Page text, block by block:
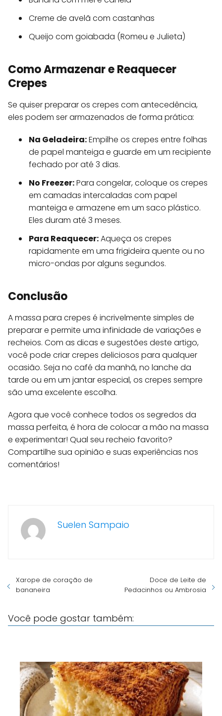
Creme de avelã com castanhas
Queijo com goiabada (Romeu e Julieta)
Como Armazenar e Reaquecer
Crepes
Se quiser preparar os crepes com antecedência,
eles podem ser armazenados de forma prática:
Na Geladeira:Empilhe os crepes entre folhas
de papel manteiga e guarde em um recipiente
fechado por até 3 dias.
No Freezer:Para congelar, coloque os crepes
em camadas intercaladas com papel
manteiga e armazene em um saco plástico.
Eles duram até 3 meses.
Para Reaquecer:Aqueça os crepes
rapidamente em uma frigideira quente ou no
micro-ondas por alguns segundos.
Conclusão
A massa para crepes é incrivelmente simples de
preparar e permite uma infinidade de variações e
recheios. Com as dicas e sugestões deste artigo,
você pode criar crepes deliciosos para qualquer
ocasião. Seja no café da manhã, no lanche da
tarde ou em um jantar especial, os crepes sempre
são uma excelente escolha.
Agora que você conhece todos os segredos da
massa perfeita, é hora de colocar a mão na massa
e experimentar! Qual seu recheio favorito?
Compartilhe sua opinião e suas experiências nos
comentários!
Suelen Sampaio
Xarope de coração de
bananeira
Doce de Leite de
Pedacinhos ou Ambrosia
Você pode gostar também: